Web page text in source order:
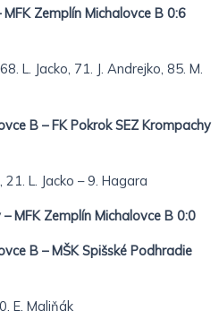
Zemplín Michalovce B 0:6
L. Jacko, 71. J. Andrejko, 85. M.
B – FK Pokrok SEZ Krompachy
21. L. Jacko – 9. Hagara
MFK Zemplín Michalovce B 0:0
B – MŠK Spišské Podhradie
E. Maliňák